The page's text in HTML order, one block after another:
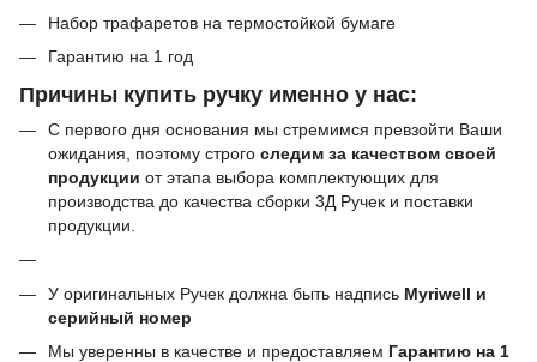
Набор трафаретов на термостойкой бумаге
Гарантию на 1 год
Причины купить ручку именно у нас:
С первого дня основания мы стремимся превзойти Ваши
ожидания, поэтому строго следим за качеством своей
продукции от этапа выбора комплектующих для
производства до качества сборки 3Д Ручек и поставки
продукции.
У оригинальных Ручек должна быть надпись Myriwell и
серийный номер
Мы уверенны в качестве и предоставляем Гарантию на 1